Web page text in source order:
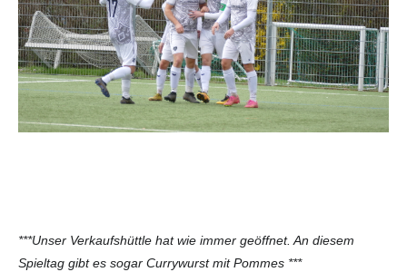
***Unser Verkaufshüttle hat wie immer geöffnet. An diesem
Spieltag gibt es sogar Currywurst mit Pommes ***